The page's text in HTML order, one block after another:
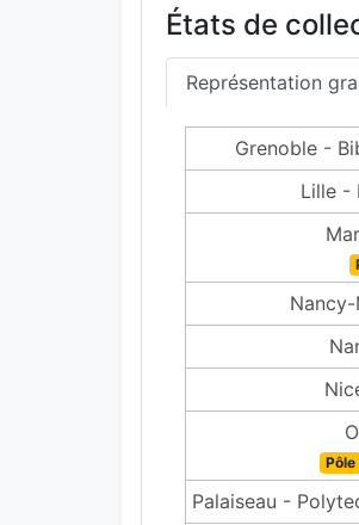
États de
Représentation
Grenoble -
Lille -
Palaiseau -